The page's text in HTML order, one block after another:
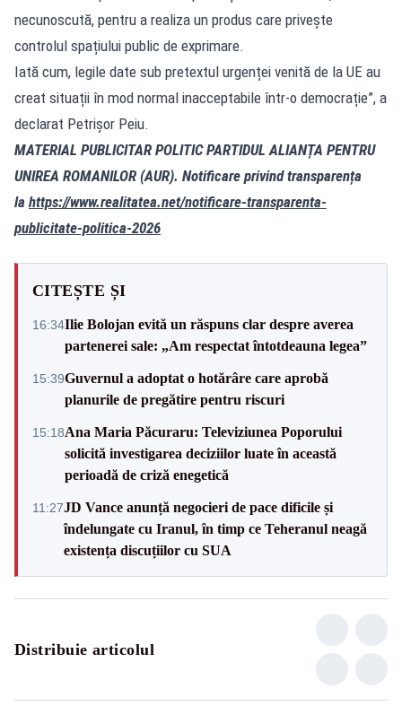
necunoscută, pentru a realiza un produs care privește
controlul spațiului public de exprimare.
Iată cum, legile date sub pretextul urgenței venită de la UE au
creat situații în mod normal inacceptabile într-o democrație”, a
declarat Petrișor Peiu.
MATERIAL PUBLICITAR POLITIC PARTIDUL ALIANȚA PENTRU
UNIREA ROMANILOR (AUR). Notificare privind transparența
la https://www.realitatea.net/notificare-transparenta-
publicitate-politica-2026
CITEȘTE ȘI
16:34Ilie Bolojan evită un răspuns clar despre averea
partenerei sale: „Am respectat întotdeauna legea”
15:39Guvernul a adoptat o hotărâre care aprobă
planurile de pregătire pentru riscuri
15:18Ana Maria Păcuraru: Televiziunea Poporului
solicită investigarea deciziilor luate în această
perioadă de criză enegetică
11:27JD Vance anunță negocieri de pace dificile și
îndelungate cu Iranul, în timp ce Teheranul neagă
existența discuțiilor cu SUA
Distribuie articolul